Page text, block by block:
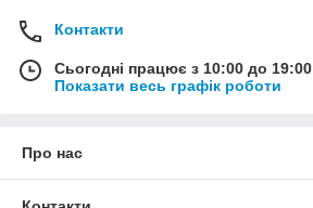
Контакти
Сьогодні працює з 10:00 до 19:00
Показати весь графік роботи
Про нас